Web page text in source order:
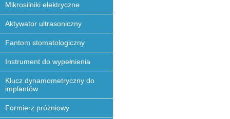
Mikrosilniki elektryczne
Aktywator ultrasoniczny
Fantom stomatologiczny
Instrument do wypełnienia
Klucz dynamometryczny do
implantów
Formierz próżniowy